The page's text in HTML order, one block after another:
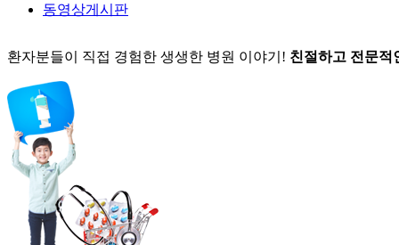
동영상게시판
환자분들이 직접 경험한 생생한 병원 이야기! 친절하고 전문적